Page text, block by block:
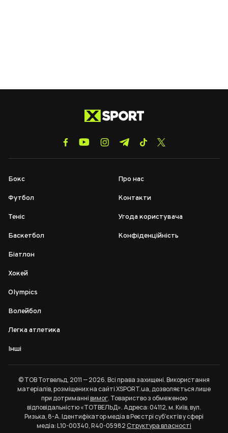
Бокс
Футбол
Теніс
Баскетбол
Біатлон
Хокей
Olympics
Волейбол
Легка атлетика
Інші
Про нас
Контакти
Угода користувача
Конфіденційність
© ТОВ Тотвельд, 2011 — 2026. Всі права захищені. Використання
матеріалів, розміщених на сайті XSPORT.ua, дозволяється лише
при дотриманнівимог. Товариство з обмеженою
відповідальністю «ТОТВЕЛЬД». Адреса: 04112, м. Київ, вул.
Ризька, 8-А. Ідентифікатор медіа в Реєстрі суб’єктів у сфері
медіа: L10-00340, R40-05982Структура власності